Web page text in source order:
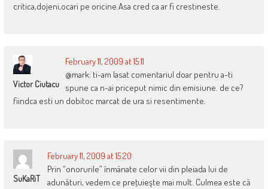
critica,dojeni,ocari pe oricine.Asa cred ca ar fi crestineste.
Victor Ciutacu
February 11, 2009 at 15:11
@mark: ti-am lasat comentariul doar pentru a-ti
spune ca n-ai priceput nimic din emisiune. de ce?
fiindca esti un dobitoc marcat de ura si resentimente.
SuKaRiT
February 11, 2009 at 15:20
Prin “onorurile” înmânate celor vii din pleiada lui de
adunături, vedem ce preţuieşte mai mult. Culmea este că